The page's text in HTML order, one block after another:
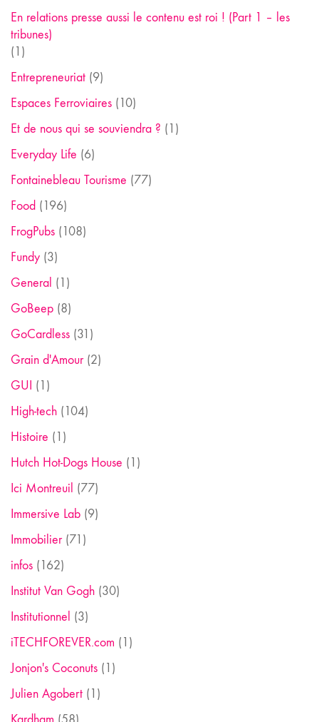
En relations presse aussi le contenu est roi ! (Part 1 – les
tribunes)
(1)
Entrepreneuriat (9)
Espaces Ferroviaires (10)
Et de nous qui se souviendra ? (1)
Everyday Life (6)
Fontainebleau Tourisme (77)
Food (196)
FrogPubs (108)
Fundy (3)
General (1)
GoBeep (8)
GoCardless (31)
Grain d'Amour(2)
GUI (1)
High-tech (104)
Histoire (1)
Hutch Hot-Dogs House (1)
Ici Montreuil (77)
Immersive Lab (9)
Immobilier(71)
infos (162)
Institut Van Gogh (30)
Institutionnel (3)
iTECHFOREVER.com (1)
Jonjon's Coconuts (1)
Julien Agobert (1)